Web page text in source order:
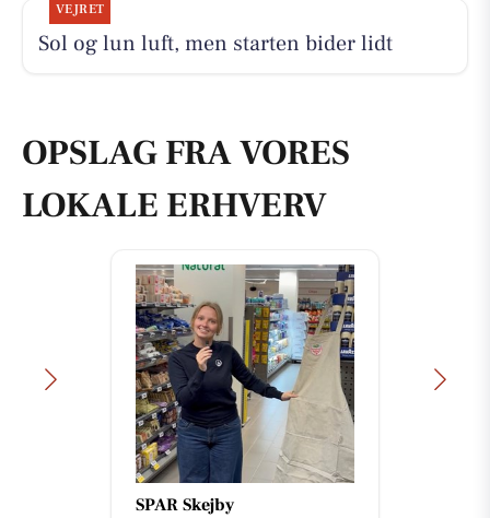
VEJRET
Sol og lun luft, men starten bider lidt
OPSLAG FRA VORES
LOKALE ERHVERV
SPAR Skejby